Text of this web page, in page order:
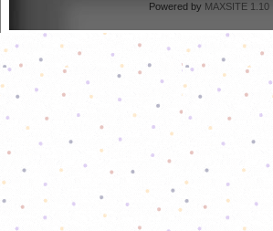
Powered by MAXSITE 1.10